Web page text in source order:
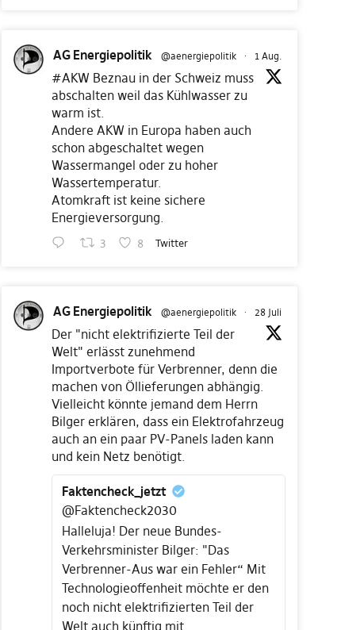
AG Energiepolitik @aenergiepolitik · 1 Aug.
#AKW Beznau in der Schweiz muss
abschalten weil das Kühlwasser zu
warm ist.
Andere AKW in Europa haben auch
schon abgeschaltet wegen
Wassermangel oder zu hoher
Wassertemperatur.
Atomkraft ist keine sichere
Energieversorgung.
3 8 Twitter
AG Energiepolitik @aenergiepolitik · 28 Juli
Der "nicht elektrifizierte Teil der
Welt" erlässt zunehmend
Importverbote für Verbrenner, denn die
machen von Öllieferungen abhängig.
Vielleicht könnte jemand dem Herrn
Bilger erklären, dass ein Elektrofahrzeug
auch an ein paar PV-Panels laden kann
und kein Netz benötigt.
Faktencheck_jetzt
@Faktencheck2030
Halleluja! Der neue Bundes-
Verkehrsminister Bilger: "Das
Verbrenner-Aus war ein Fehler“ Mit
Technologieoffenheit möchte er den
noch nicht elektrifizierten Teil der
Welt auch künftig mit